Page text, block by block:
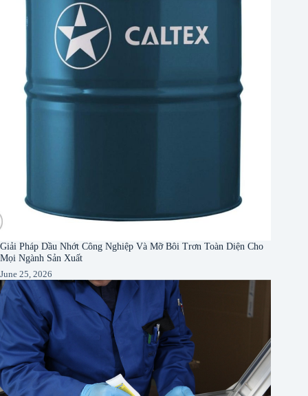
Giải Pháp Dầu Nhớt Công Nghiệp Và Mỡ Bôi Trơn Toàn Diện Cho
Mọi Ngành Sản Xuất
June 25, 2026